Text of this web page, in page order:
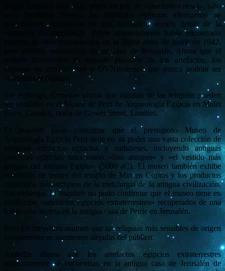
Según Shepard Ambellas, editor en jefe de «alternativa news», sitio
web Intellihub News, los artefactos egipcios alienígenas se
descubrieron escondidos en una habitación secreta detrás de la
estantería del egiptólogo. Petrie aparentemente había encontrado
pruebas de vida extraterrestre en la Tierra antes de morir en 1942,
pero decidió esconderlos en su casa de Jerusalén. Ahora que el
Museo Rockefeller ha tomado posesión de los artefactos, los
expertos en extraterretres y OVNIselemen que nunca podrán ser
accesibles al público.
Sin embargo, Ambellas afirma que algunas de las reliquias pueden
ser vendidas en el Museo de Petri de Arqueología Egipcia en Malet
Place, Camden, cerca de Gower Street, Londres.
El Inquisitr pudo confirmar que el prestigioso Museo de
Arqueología Egipcia Petri tiene en su poder una vasta colección de
antiguos artefactos egipcios y sudaneses, incluyendo antiguas
primicias egipcias, tales como «lino antiguo» y «el vestido más
antiguo del antiguo Egipto» (5000 aC). El museo también exhibe
esculturas de leones del templo de Min en Coptos y los productos
conocidos más antiguos de la metalurgia de la antigua civilización.
Sin embargo, El Inquisitr no pudo confirmar que el museo tiene en
exhibición «artefactos egipcios extraterrestres» recuperados de una
habitación secreta en la antigua casa de Petrie en Jerusalén.
Pero los creyentes asumen que las reliquias más sensibles de origen
extraterrestre se mantienen alejadas del público.
Ambella afirma que los artefactos egipcios extraterrestres
supuestamente se encuentran en la antigua casa de Jerusalén de